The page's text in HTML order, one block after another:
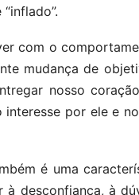
com o
mudança de
nosso
interesse por ele e
é uma
à desconfiança, à